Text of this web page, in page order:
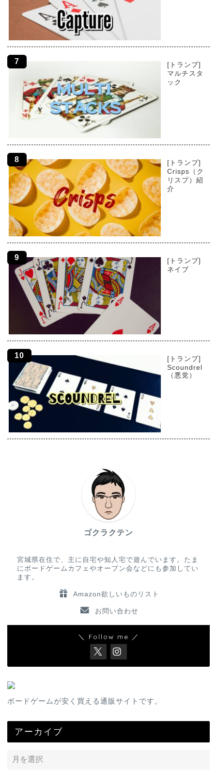
[トランプ]
マルチスタ
ック
[トランプ]
Crisps（ク
リスプ）紹
介
[トランプ]
ネイブ
[トランプ]
Scoundrel
（悪党）
ゴクラクテン
宮城県在住で、主に自宅や知人宅で遊んでいます。たま
にボードゲームカフェやオープン会などにも参加してい
ます。
Amazon欲しいものリスト
お問い合わせ
＼ Follow me ／
ボードゲームが安く買える通販サイトです。
アーカイブ